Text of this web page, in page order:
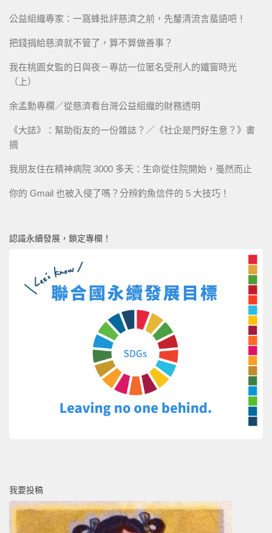
公益組織專家：一窩蜂批評慈濟之前，先釐清流言蜚語吧！
把錢捐給慈濟就不管了，算不算做善事？
我在桃園女監的日與夜－專訪一位匿名受刑人的鐵窗時光
（上）
余孟勳專欄／從慈濟看台灣公益組織的財務透明
《大誌》：幫助街友的一份雜誌？／《社企是門好生意？》書
摘
我朋友住在精神病院 3000 多天：生命從住院開始，戞然而止
你的 Gmail 也被入侵了嗎？分辨釣魚信件的 5 大技巧！
認識永續發展，鎖定專欄！
我要投稿